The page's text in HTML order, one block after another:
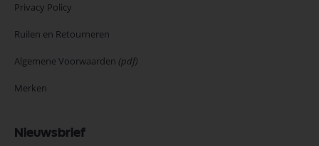
Privacy Policy
Ruilen en Retourneren
Algemene Voorwaarden (pdf)
Merken
Nieuwsbrief